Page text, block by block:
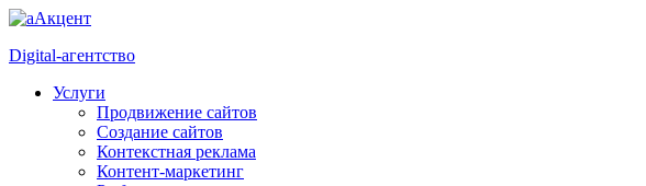
Digital-агентство
Услуги
Продвижение сайтов
Создание сайтов
Контекстная реклама
Контент-маркетинг